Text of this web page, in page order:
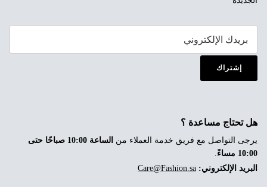
إشتراك
هل تحتاج مساعدة ؟
يرجى التواصل مع فريق خدمة العملاء من
الساعة 10:00 صباحًا حتى
10:00 مساءً
.
البريد الإلكتروني: Care@Fashion.sa